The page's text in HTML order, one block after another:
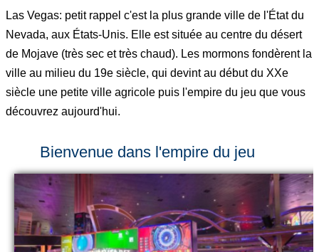
Las Vegas: petit rappel c'est la plus grande ville de l'État du
Nevada, aux États-Unis. Elle est située au centre du désert
de Mojave (très sec et très chaud). Les mormons fondèrent la
ville au milieu du 19e siècle, qui devint au début du XXe
siècle une petite ville agricole puis l'empire du jeu que vous
découvrez aujourd'hui.
Bienvenue dans l'empire du jeu